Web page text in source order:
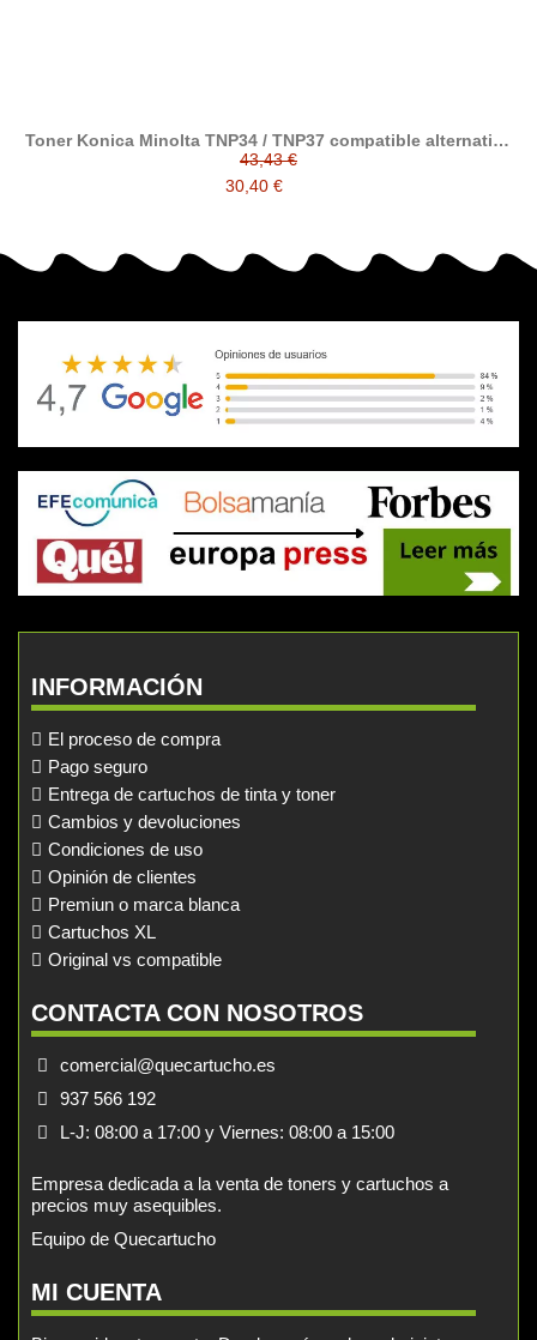
Toner Konica Minolta TNP34 / TNP37 compatible alternativo
a Konica A6VK01H / A6VK01W
43,43 €
30,40 €
INFORMACIÓN
El proceso de compra
Pago seguro
Entrega de cartuchos de tinta y toner
Cambios y devoluciones
Condiciones de uso
Opinión de clientes
Premiun o marca blanca
Cartuchos XL
Original vs compatible
CONTACTA CON NOSOTROS
comercial@quecartucho.es
937 566 192
L-J: 08:00 a 17:00 y Viernes: 08:00 a 15:00
Empresa dedicada a la venta de toners y cartuchos a
precios muy asequibles.
Equipo de Quecartucho
MI CUENTA